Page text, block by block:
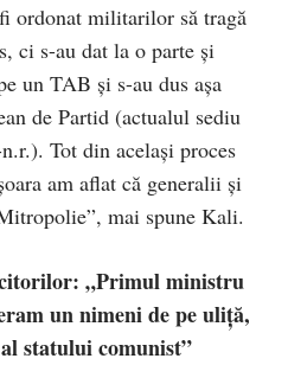
ordonat militarilor să tragă
ci s-au dat la o parte și
un TAB și s-au dus așa
de Partid (actualul sediu
Tot din același proces
am aflat că generalii și
mai spune Kali.
„Primul ministru
un nimeni de pe uliță,
statului comunist”